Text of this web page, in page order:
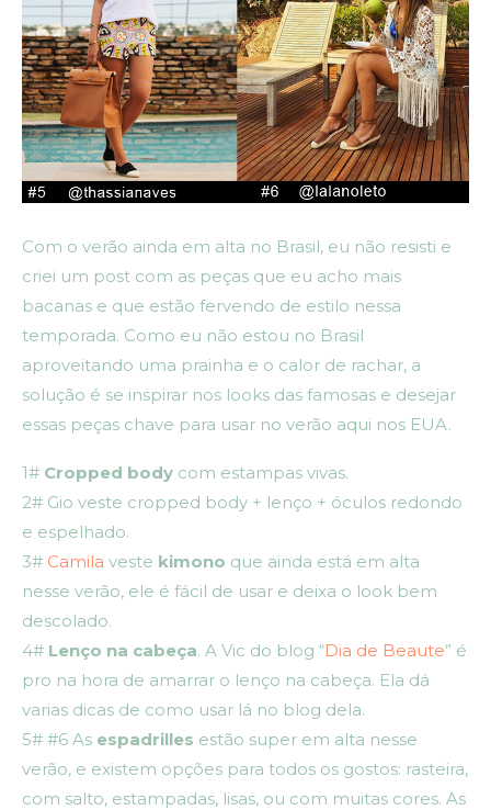
Com o verão ainda em alta no Brasil, eu não resisti e
criei um post com as peças que eu acho mais
bacanas e que estão fervendo de estilo nessa
temporada. Como eu não estou no Brasil
aproveitando uma prainha e o calor de rachar, a
solução é se inspirar nos looks das famosas e desejar
essas peças chave para usar no verão aqui nos EUA.
1# Cropped body com estampas vivas.
2# Gio veste cropped body + lenço + óculos redondo
e espelhado.
3# Camila veste kimono que ainda está em alta
nesse verão, ele é fácil de usar e deixa o look bem
descolado.
4# Lenço na cabeça. A Vic do blog “Dia de Beaute” é
pro na hora de amarrar o lenço na cabeça. Ela dá
varias dicas de como usar lá no blog dela.
5# #6 As espadrilles estão super em alta nesse
verão, e existem opções para todos os gostos: rasteira,
com salto, estampadas, lisas, ou com muitas cores. As